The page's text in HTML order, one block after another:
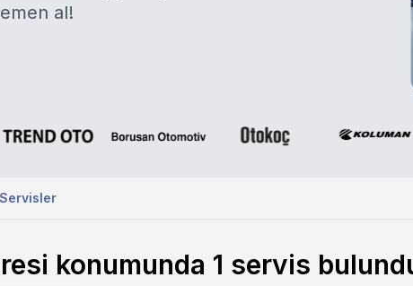
al!
konumunda 1 servis